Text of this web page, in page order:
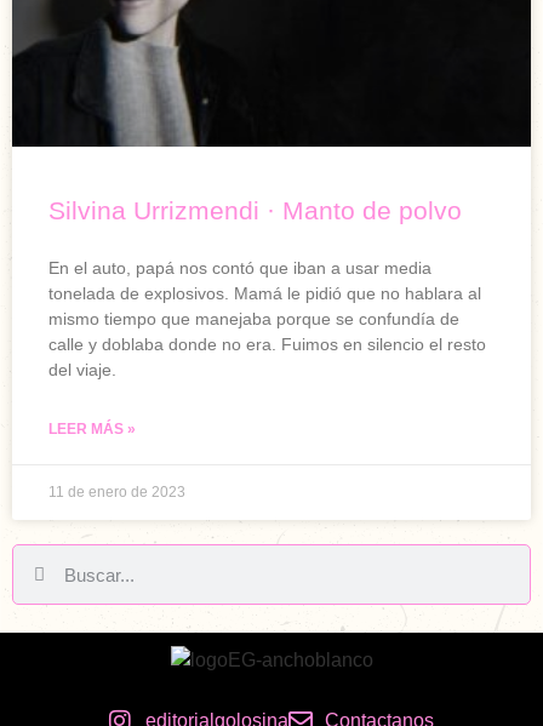
Silvina Urrizmendi · Manto de polvo
En el auto, papá nos contó que iban a usar media
tonelada de explosivos. Mamá le pidió que no hablara al
mismo tiempo que manejaba porque se confundía de
calle y doblaba donde no era. Fuimos en silencio el resto
del viaje.
LEER MÁS »
11 de enero de 2023
editorialgolosina Contactanos